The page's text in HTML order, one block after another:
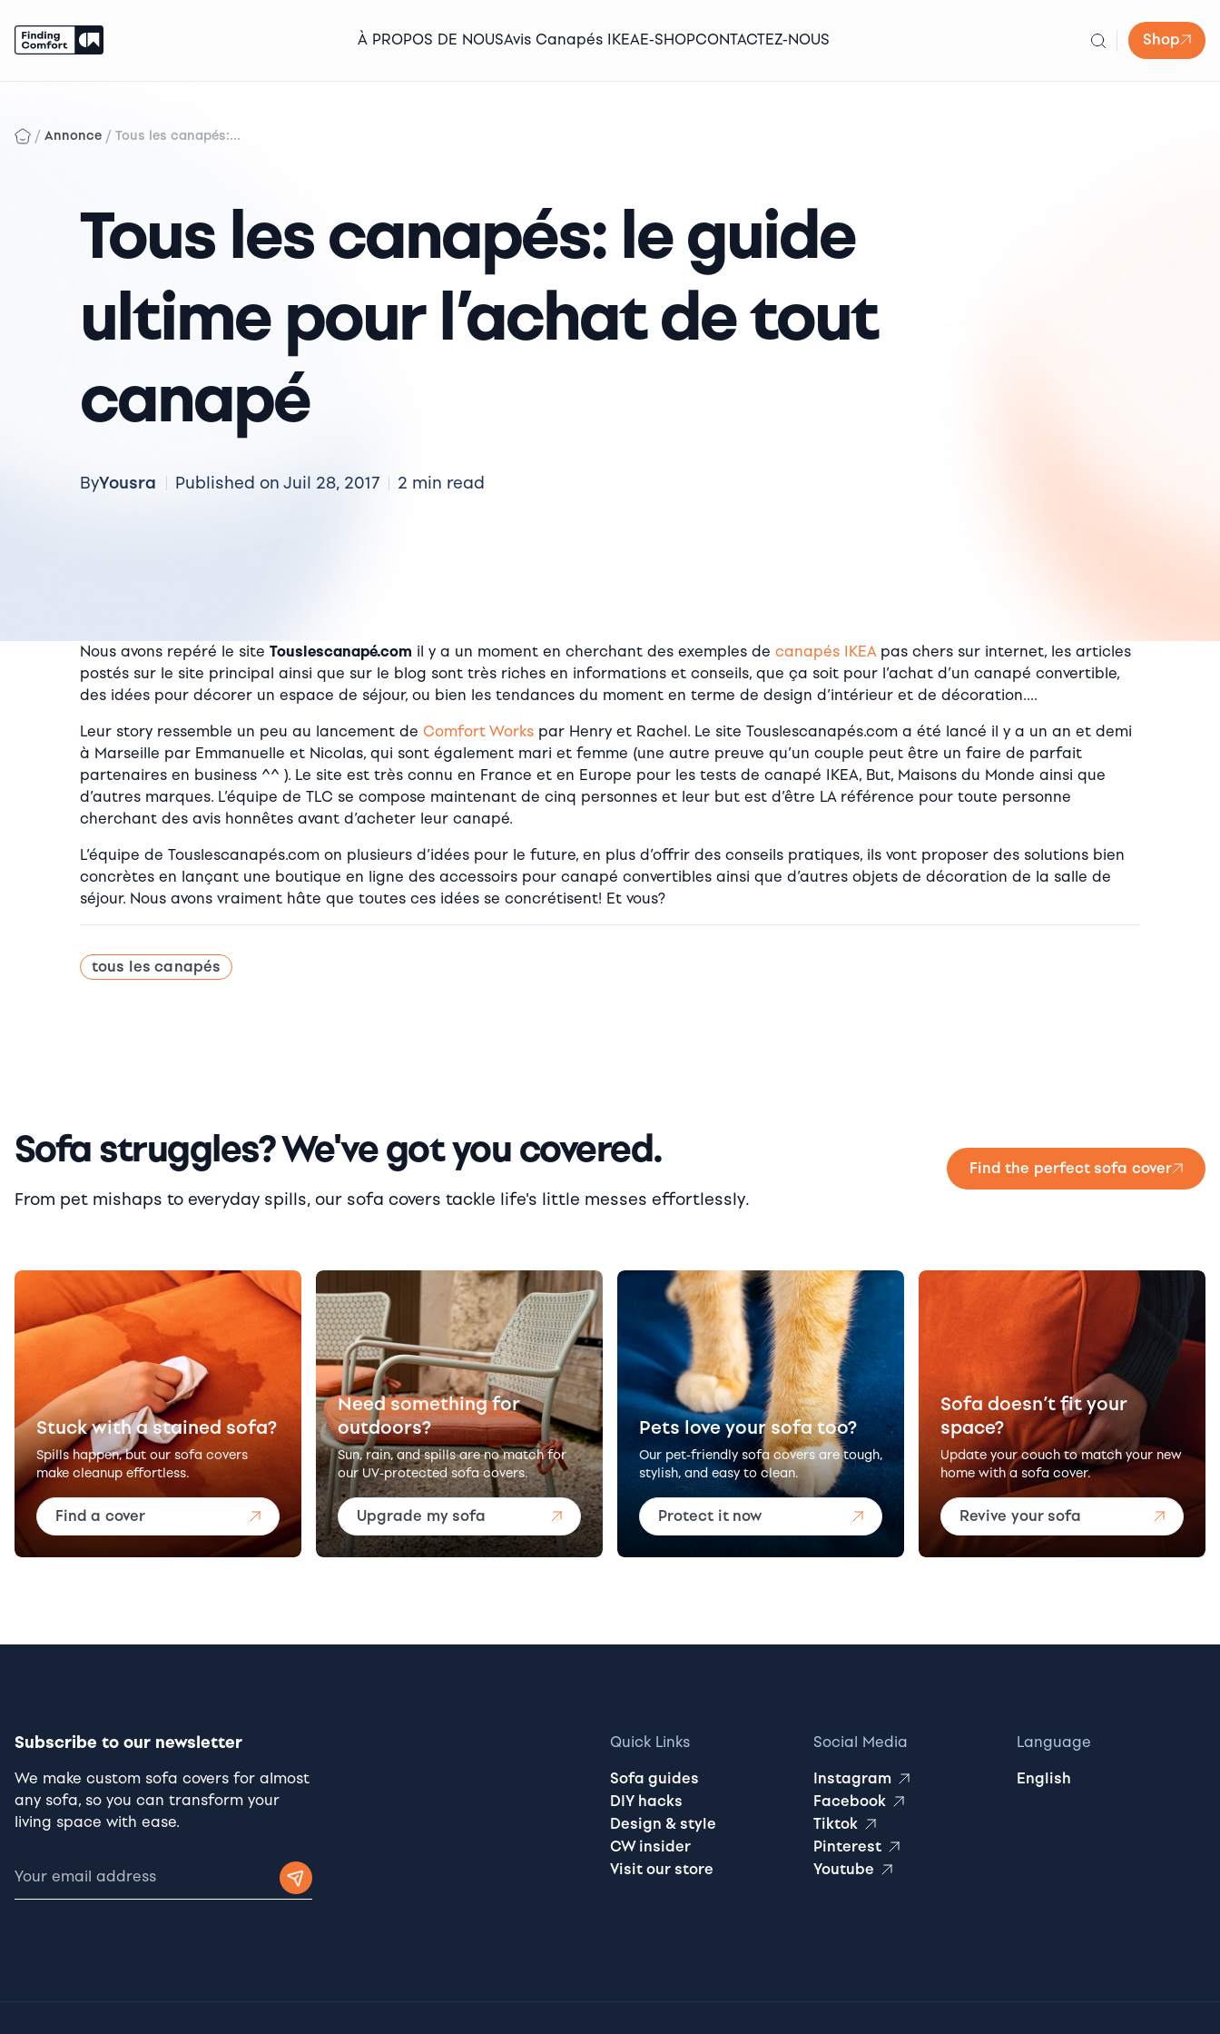
À PROPOS DE NOUSAvis Canapés IKEAE-SHOPCONTACTEZ-NOUS Shop
content
/ Annonce / Tous les canapés:...
Tous les canapés: le guide
ultime pour l’achat de tout
canapé
ByYousra Published on Juil 28, 2017 2 min read
Nous avons repéré le site Touslescanapé.com il y a un moment en cherchant des exemples de canapés IKEApas chers sur internet, les articles
postés sur le site principal ainsi que sur le blog sont très riches en informations et conseils, que ça soit pour l’achat d’un canapé convertible,
des idées pour décorer un espace de séjour, ou bien les tendances du moment en terme de design d’intérieur et de décoration….
Leur story ressemble un peu au lancement de Comfort Works par Henry et Rachel. Le site Touslescanapés.com a été lancé il y a un an et demi
à Marseille par Emmanuelle et Nicolas, qui sont également mari et femme (une autre preuve qu’un couple peut être un faire de parfait
partenaires en business ^^ ). Le site est très connu en France et en Europe pour les tests de canapé IKEA, But, Maisons du Monde ainsi que
d’autres marques. L’équipe de TLC se compose maintenant de cinq personnes et leur but est d’être LA référence pour toute personne
cherchant des avis honnêtes avant d’acheter leur canapé.
L’équipe de Touslescanapés.com on plusieurs d’idées pour le future, en plus d’offrir des conseils pratiques, ils vont proposer des solutions bien
concrètes en lançant une boutique en ligne des accessoirs pour canapé convertibles ainsi que d’autres objets de décoration de la salle de
séjour. Nous avons vraiment hâte que toutes ces idées se concrétisent! Et vous?
tous les canapés
Sofa struggles? We've got you covered.
From pet mishaps to everyday spills, our sofa covers tackle life's little messes effortlessly.
Find the perfect sofa cover
Stuck with a stained sofa?
Spills happen, but our sofa covers
make cleanup effortless.
Find a cover
Need something for
outdoors?
Sun, rain, and spills are no match for
our UV-protected sofa covers.
Upgrade my sofa
Pets love your sofa too?
Our pet-friendly sofa covers are tough,
stylish, and easy to clean.
Protect it now
Sofa doesn’t fit your
space?
Update your couch to match your new
home with a sofa cover.
Revive your sofa
Subscribe to our newsletter
We make custom sofa covers for almost
any sofa, so you can transform your
living space with ease.
Quick Links
Sofa guides
DIY hacks
Design & style
CW insider
Visit our store
Social Media
Instagram
Facebook
Tiktok
Pinterest
Youtube
Language
English